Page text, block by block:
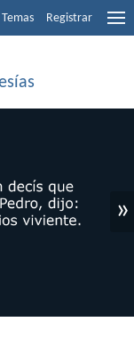
Temas Registrar
»